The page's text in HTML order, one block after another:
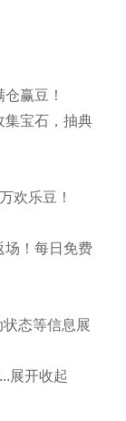
赢豆！
集宝石，抽典
欢乐豆！
场！每日免费
态等信息展
展开收起